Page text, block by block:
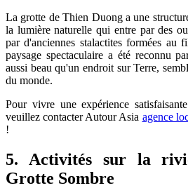
La grotte de Thien Duong a une
la lumière naturelle qui entre par des
par d'anciennes stalactites formées au
paysage spectaculaire a été reconnu
aussi beau qu'un endroit sur Terre,
du monde.
Pour vivre une expérience
veuillez contacter Autour Asia agence
!
5. Activités sur la
Grotte Sombre